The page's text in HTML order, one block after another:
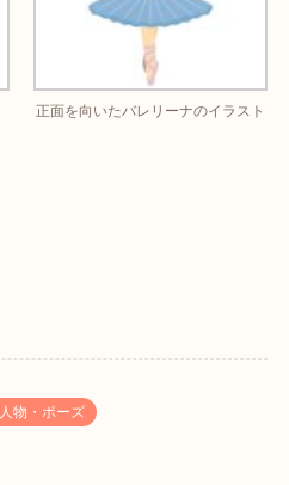
正面を向いたバレリーナのイラスト
人物・ポーズ